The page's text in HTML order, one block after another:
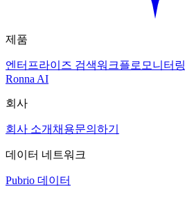
제품
엔터프라이즈 검색워크플로 모니터링
Ronna AI
회사
회사 소개 채용문의하기
데이터 네트워크
Pubrio 데이터